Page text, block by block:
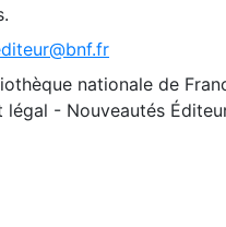
nationale de
- Nouveautés